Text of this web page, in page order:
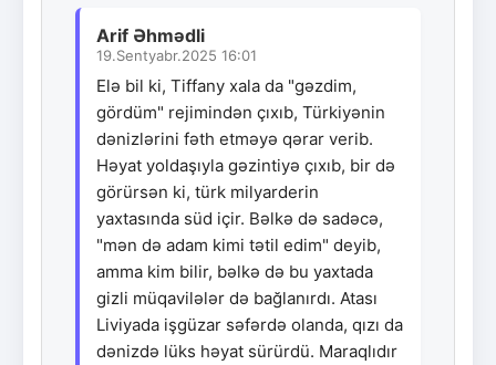
Arif Əhmədli
19.Sentyabr.2025 16:01
Elə bil ki, Tiffany xala da "gəzdim,
gördüm" rejimindən çıxıb, Türkiyənin
dənizlərini fəth etməyə qərar verib.
Həyat yoldaşıyla gəzintiyə çıxıb, bir də
görürsən ki, türk milyarderin
yaxtasında süd içir. Bəlkə də sadəcə,
"mən də adam kimi tətil edim" deyib,
amma kim bilir, bəlkə də bu yaxtada
gizli müqavilələr də bağlanırdı. Atası
Liviyada işgüzar səfərdə olanda, qızı da
dənizdə lüks həyat sürürdü. Maraqlıdır